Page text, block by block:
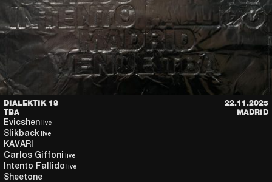
DIALEKTIK 18
22.11.2025
TBA
MADRID
Evicshenlive
Slikback live
KAVARI
Carlos Giffoni live
Intento Fallido live
Sheetone